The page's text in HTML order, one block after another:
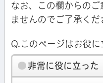
なお、この欄からの
ませんのでご了承くだ
Q.このページはお役に
非常に役に立った